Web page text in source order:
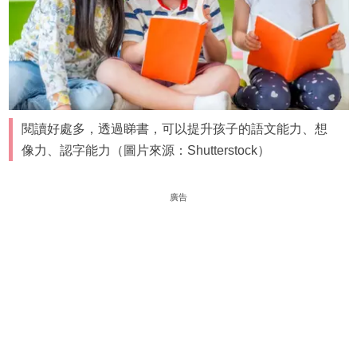
閱讀好處多，透過睇書，可以提升孩子的語文能力、想
像力、認字能力（圖片來源：Shutterstock）
廣告